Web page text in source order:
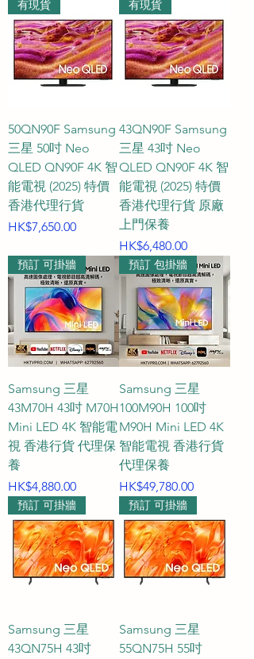
有現貨
50QN90F Samsung
三星 50吋 Neo
QLED QN90F 4K 智
能電視 (2025) 特價
香港代理行貨
價格
HK$7,650.00
有現貨
43QN90F Samsung
三星 43吋 Neo
QLED QN90F 4K 智
能電視 (2025) 特價
香港代理行貨 原廠
上門保養
價格
HK$6,480.00
預訂 可掛牆
Samsung 三星
43M70H 43吋 M70H
Mini LED 4K 智能電
視 香港行貨 代理保
養
價格
HK$4,880.00
預訂 包掛牆
Samsung 三星
100M90H 100吋
M90H Mini LED 4K
智能電視 香港行貨
代理保養
價格
HK$49,780.00
預訂 可掛牆
Samsung 三星
43QN75H 43吋
預訂 可掛牆
Samsung 三星
55QN75H 55吋